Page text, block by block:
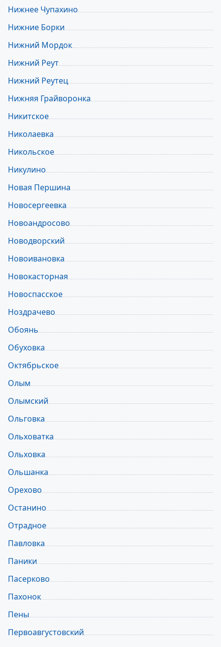
Нижнее Чупахино
Нижние Борки
Нижний Мордок
Нижний Реут
Нижний Реутец
Нижняя Грайворонка
Никитское
Николаевка
Никольское
Никулино
Новая Першина
Новоcергеевка
Новоандросово
Новодворский
Новоивановка
Новокасторная
Новоспасское
Ноздрачево
Обоянь
Обуховка
Октябрьское
Олым
Олымский
Ольговка
Ольховатка
Ольховка
Ольшанка
Орехово
Останино
Отрадное
Павловка
Паники
Пасерково
Пахонок
Пены
Первоавгустовский